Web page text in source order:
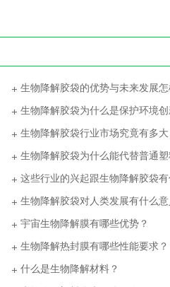
生物降解胶袋的优势与未来发展怎
生物降解胶袋为什么是保护环境
生物降解胶袋行业市场究竟有多大
生物降解胶袋为什么能代替普通塑
这些行业的兴起跟生物降解胶袋有
生物降解胶袋对人类发展有什么意
宇宙生物降解膜有哪些优势？
生物降解热封膜有哪些性能要求？
什么是生物降解材料？